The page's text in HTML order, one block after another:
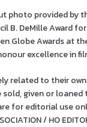
photo provided by
B. DeMille Award
Globe Awards at
excellence in
related to their
given or
for editorial use
/ HO